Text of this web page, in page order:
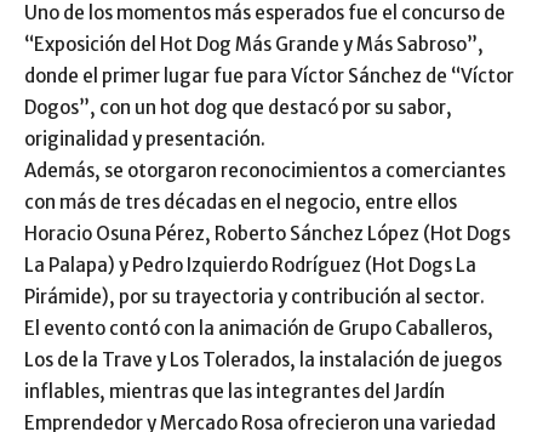
Uno de los momentos más esperados fue el concurso de
“Exposición del Hot Dog Más Grande y Más Sabroso”,
donde el primer lugar fue para Víctor Sánchez de “Víctor
Dogos”, con un hot dog que destacó por su sabor,
originalidad y presentación.
Además, se otorgaron reconocimientos a comerciantes
con más de tres décadas en el negocio, entre ellos
Horacio Osuna Pérez, Roberto Sánchez López (Hot Dogs
La Palapa) y Pedro Izquierdo Rodríguez (Hot Dogs La
Pirámide), por su trayectoria y contribución al sector.
El evento contó con la animación de Grupo Caballeros,
Los de la Trave y Los Tolerados, la instalación de juegos
inflables, mientras que las integrantes del Jardín
Emprendedor y Mercado Rosa ofrecieron una variedad